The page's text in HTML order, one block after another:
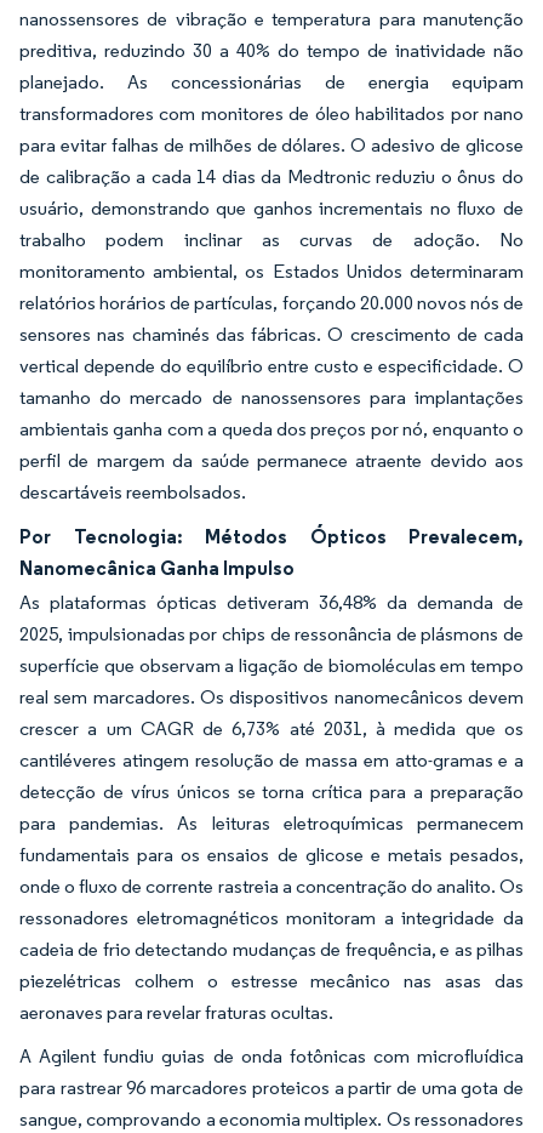
nanossensores de vibração e temperatura para manutenção
preditiva, reduzindo 30 a 40% do tempo de inatividade não
planejado. As concessionárias de energia equipam
transformadores com monitores de óleo habilitados por nano
para evitar falhas de milhões de dólares. O adesivo de glicose
de calibração a cada 14 dias da Medtronic reduziu o ônus do
usuário, demonstrando que ganhos incrementais no fluxo de
trabalho podem inclinar as curvas de adoção. No
monitoramento ambiental, os Estados Unidos determinaram
relatórios horários de partículas, forçando 20.000 novos nós de
sensores nas chaminés das fábricas. O crescimento de cada
vertical depende do equilíbrio entre custo e especificidade. O
tamanho do mercado de nanossensores para implantações
ambientais ganha com a queda dos preços por nó, enquanto o
perfil de margem da saúde permanece atraente devido aos
descartáveis reembolsados.
Por Tecnologia: Métodos Ópticos Prevalecem,
Nanomecânica Ganha Impulso
As plataformas ópticas detiveram 36,48% da demanda de
2025, impulsionadas por chips de ressonância de plásmons de
superfície que observam a ligação de biomoléculas em tempo
real sem marcadores. Os dispositivos nanomecânicos devem
crescer a um CAGR de 6,73% até 2031, à medida que os
cantiléveres atingem resolução de massa em atto-gramas e a
detecção de vírus únicos se torna crítica para a preparação
para pandemias. As leituras eletroquímicas permanecem
fundamentais para os ensaios de glicose e metais pesados,
onde o fluxo de corrente rastreia a concentração do analito. Os
ressonadores eletromagnéticos monitoram a integridade da
cadeia de frio detectando mudanças de frequência, e as pilhas
piezelétricas colhem o estresse mecânico nas asas das
aeronaves para revelar fraturas ocultas.
A Agilent fundiu guias de onda fotônicas com microfluídica
para rastrear 96 marcadores proteicos a partir de uma gota de
sangue, comprovando a economia multiplex. Os ressonadores